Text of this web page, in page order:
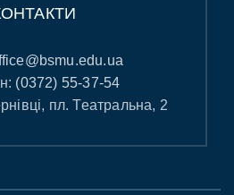
(0372) 55-37-54
пл. Театральна, 2